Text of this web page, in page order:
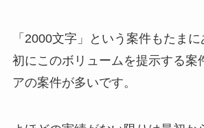
「2000文字」という案件もたま
初にこのボリュームを提示する案
アの案件が多いです。